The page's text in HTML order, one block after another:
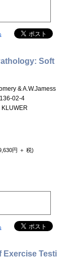
Soft
& A.W.Jamess
02-4
KLUWER
円 ＋ 税)
Exercise Testi